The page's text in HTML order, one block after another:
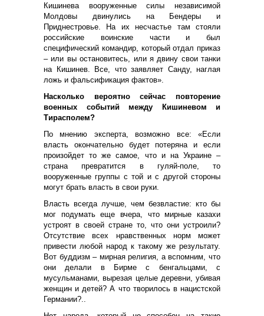
Кишинева вооруженные силы независимой
Молдовы двинулись на Бендеры и
Приднестровье. На их несчастье там стояли
российские воинские части и был
специфический командир, который отдал приказ
– или вы остановитесь, или я двину свои танки
на Кишинев. Все, что заявляет Санду, наглая
ложь и фальсификация фактов».
Насколько вероятно сейчас повторение
военных событий между Кишиневом и
Тирасполем?
По мнению эксперта, возможно все: «Если
власть окончательно будет потеряна и если
произойдет то же самое, что и на Украине –
страна превратится в гуляй-поле, то
вооруженные группы с той и с другой стороны
могут брать власть в свои руки.
Власть всегда лучше, чем безвластие: кто бы
мог подумать еще вчера, что мирные казахи
устроят в своей стране то, что они устроили?
Отсутствие всех нравственных норм может
привести любой народ к такому же результату.
Вот буддизм – мирная религия, а вспомним, что
они делали в Бирме с бенгальцами, с
мусульманами, вырезая целые деревни, убивая
женщин и детей? А что творилось в нацистской
Германии?..